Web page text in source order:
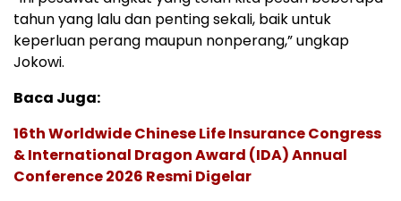
tahun yang lalu dan penting sekali, baik untuk
keperluan perang maupun nonperang,” ungkap
Jokowi.
Baca Juga:
16th Worldwide Chinese Life Insurance Congress
& International Dragon Award (IDA) Annual
Conference 2026 Resmi Digelar